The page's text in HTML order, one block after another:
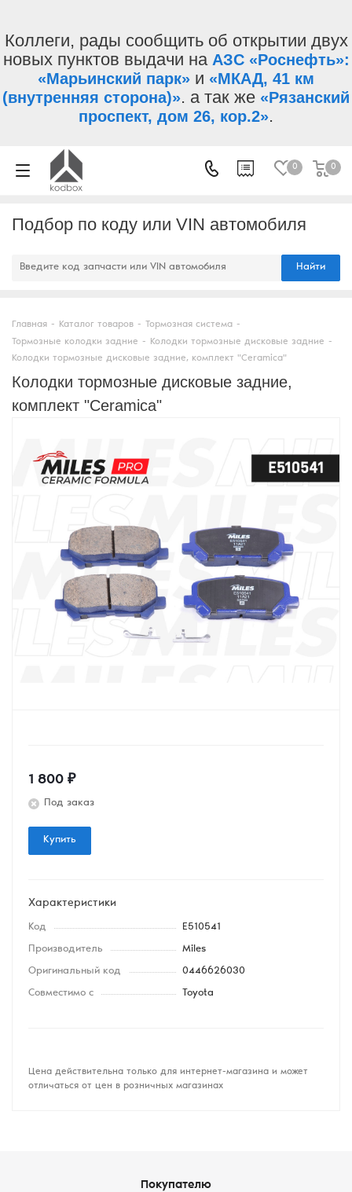
Коллеги, рады сообщить об открытии двух
новых пунктов выдачи на АЗС «Роснефть»:
«Марьинский парк» и «МКАД, 41 км
(внутренняя сторона)». а так же «Рязанский
проспект, дом 26, кор.2».
0 0
Подбор по коду или VIN автомобиля
Найти
Главная - Каталог товаров - Тормозная система -
Тормозные колодки задние - Колодки тормозные дисковые задние -
Колодки тормозные дисковые задние, комплект "Ceramica"
Колодки тормозные дисковые задние,
комплект "Ceramica"
1 800 ₽
Под заказ
Купить
Характеристики
Код E510541
Производитель Miles
Оригинальный код 0446626030
Совместимо с Toyota
Цена действительна только для интернет-магазина и может
отличаться от цен в розничных магазинах
Покупателю